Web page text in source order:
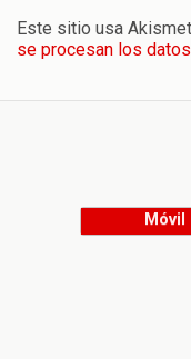
Este sitio usa
se procesan los
Móvil